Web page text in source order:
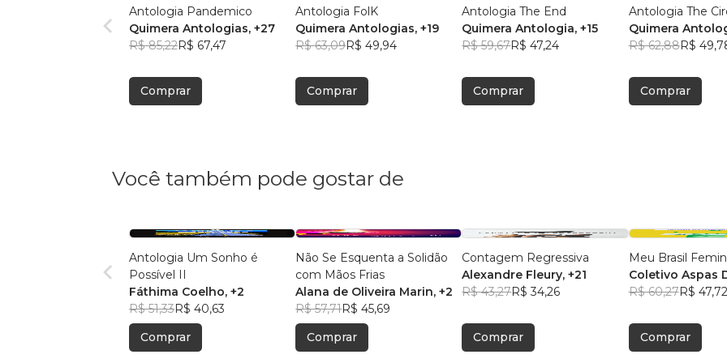
Antologia Pandemico
Quimera Antologias, +27
R$ 85,22R$ 67,47
Comprar
Antologia FolK
Quimera Antologias, +19
R$ 63,09R$ 49,94
Comprar
Antologia The End
Quimera Antologia, +15
R$ 59,67R$ 47,24
Comprar
Antologia The
Quimera
R$ 62,88R$
Comprar
Você também pode gostar de
Antologia Um Sonho é
Possível II
Fáthima Coelho, +2
R$ 51,33R$ 40,63
Comprar
Não Se Esquenta a Solidão
com Mãos Frias
Alana de Oliveira Marin, +2
R$ 57,71R$ 45,69
Comprar
Contagem Regressiva
Alexandre Fleury, +21
R$ 43,27R$ 34,26
Comprar
Meu Brasil
Coletivo Aspas
R$ 60,27R$ 47,72
Comprar